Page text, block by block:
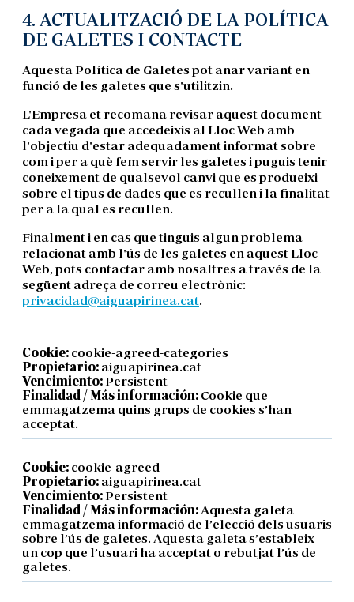
4. ACTUALITZACIÓ DE LA POLÍTICA
DE GALETES I CONTACTE
Aquesta Política de Galetes pot anar variant en
funció de les galetes que s'utilitzin.
L'Empresa et recomana revisar aquest document
cada vegada que accedeixis al Lloc Web amb
l'objectiu d'estar adequadament informat sobre
com i per a què fem servir les galetes i puguis tenir
coneixement de qualsevol canvi que es produeixi
sobre el tipus de dades que es recullen i la finalitat
per a la qual es recullen.
Finalment i en cas que tinguis algun problema
relacionat amb l'ús de les galetes en aquest Lloc
Web, pots contactar amb nosaltres a través de la
següent adreça de correu electrònic:
privacidad@aiguapirinea.cat.
Cookie: cookie-agreed-categories
Propietario: aiguapirinea.cat
Vencimiento: Persistent
Finalidad / Más información: Cookie que
emmagatzema quins grups de cookies s’han
acceptat.
Cookie: cookie-agreed
Propietario: aiguapirinea.cat
Vencimiento: Persistent
Finalidad / Más información: Aquesta galeta
emmagatzema informació de l’elecció dels usuaris
sobre l’ús de galetes. Aquesta galeta s’estableix
un cop que l’usuari ha acceptat o rebutjat l’ús de
galetes.